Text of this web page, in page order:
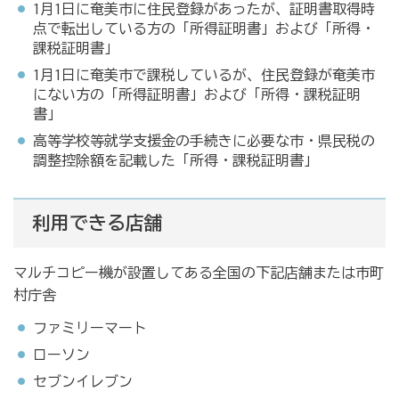
1月1日に奄美市に住民登録があったが、証明書取得時
点で転出している方の「所得証明書」および「所得・
課税証明書」
1月1日に奄美市で課税しているが、住民登録が奄美市
にない方の「所得証明書」および「所得・課税証明
書」
高等学校等就学支援金の手続きに必要な市・県民税の
調整控除額を記載した「所得・課税証明書」
利用できる店舗
マルチコピー機が設置してある全国の下記店舗または市町
村庁舎
ファミリーマート
ローソン
セブンイレブン